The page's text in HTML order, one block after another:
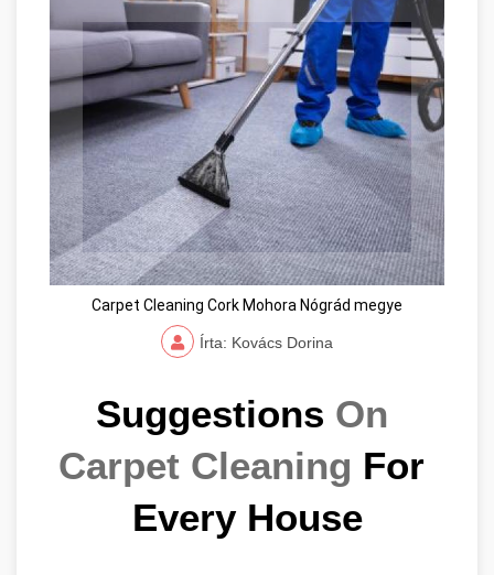
Carpet Cleaning Cork Mohora Nógrád megye
Írta: Kovács Dorina
Suggestions On
Carpet Cleaning For
Every House